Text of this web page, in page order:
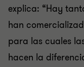
explica: “Hay
han
para las cuales
hacen la